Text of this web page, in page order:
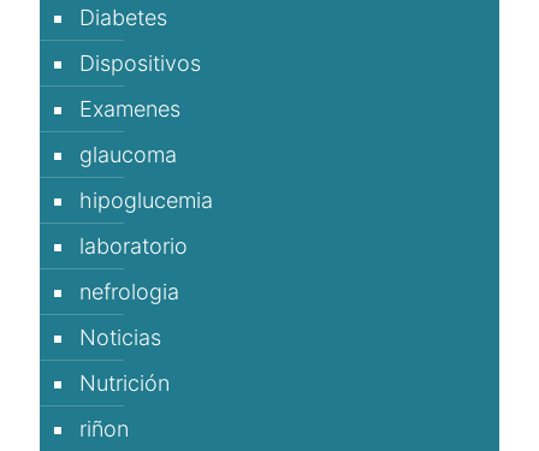
Diabetes
Dispositivos
Examenes
glaucoma
hipoglucemia
laboratorio
nefrologia
Noticias
Nutrición
riñon